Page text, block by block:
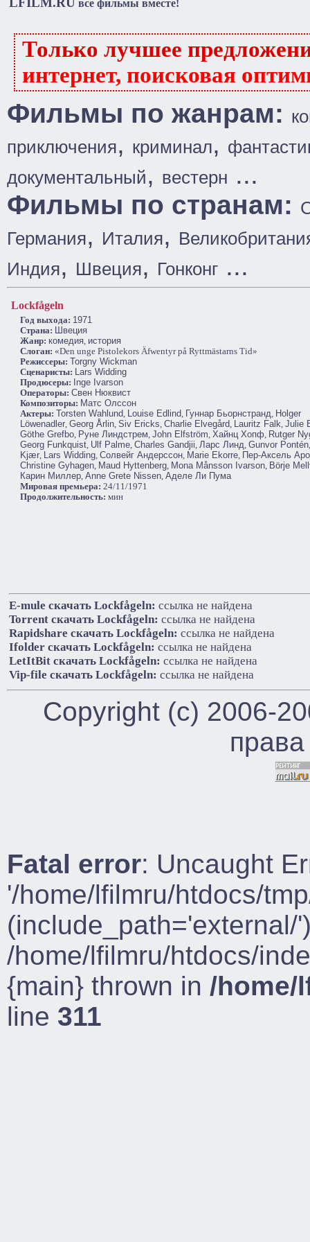
все фильмы вместе!
Только лучшее
интернет, поисковая
Фильмы по жанрам:
приключения, криминал,
документальный, вестерн ...
Фильмы по странам:
Германия, Италия,
Индия, Швеция, Гонконг ...
Lockfågeln
Год выхода: 1971
Cтрана: Швеция
Жанр: комедия, история
Слоган: «Den unge Pistolekors Äfwentyr på Ryttmästarns Tid»
Режиссеры:
Torgny Wickman
Сценаристы: Lars Widding
Продюсеры:
Inge Ivarson
Операторы: Свен Нюквист
Композиторы: Матс Олссон
Актеры:
Torsten Wahlund, Louise Edlind, Гуннар Бьорнстранд, Holger
Löwenadler, Georg Årlin, Siv Ericks, Charlie Elvegård, Lauritz Falk, Julie
Göthe Grefbo, Руне Линдстрем, John Elfström, Хайнц Хопф, Rutger
Georg Funkquist, Ulf Palme, Charles Gandjii, Ларс Линд, Gunvor Pontén
Kjær, Lars Widding, Солвейг Андерссон, Marie Ekorre,
Пер-Аксель
Christine Gyhagen, Maud Hyttenberg, Mona Månsson Ivarson, Börje
Карин Миллер, Anne Grete Nissen, Аделе Ли Пума
Мировая премьера: 24/11/1971
Продолжительность: мин
E-mule cкачать Lockfågeln: ссылка не найдена
Torrent cкачать Lockfågeln: ссылка не найдена
Rapidshare cкачать Lockfågeln: ссылка не найдена
Ifolder cкачать Lockfågeln: ссылка не найдена
LetItBit cкачать Lockfågeln: ссылка не найдена
Vip-file cкачать Lockfågeln: ссылка не найдена
Copyright (c) 2006-
Fatal error: Uncaught
'/home/lfilmru/htdocs/
(include_path='external/
/home/lfilmru/htdocs/
{main} thrown in /home/
line 311